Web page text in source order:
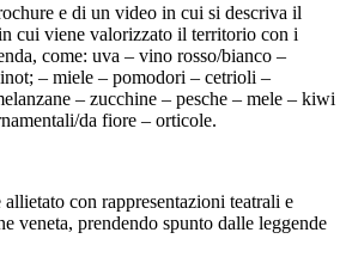
e di un video in cui si descriva il
cui viene valorizzato il territorio con i
come: uva – vino rosso/bianco –
– miele – pomodori – cetrioli –
– zucchine – pesche – mele – kiwi
da fiore – orticole.
con rappresentazioni teatrali e
veneta, prendendo spunto dalle leggende